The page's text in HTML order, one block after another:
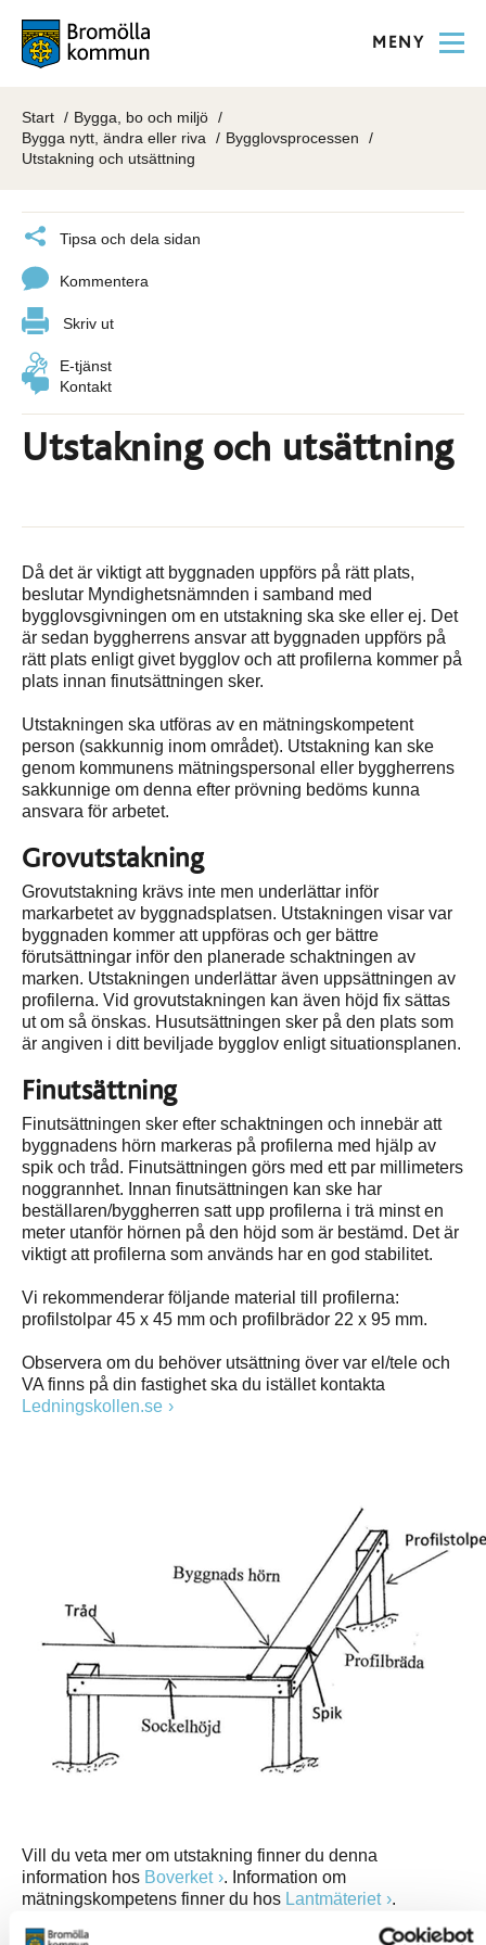
MENY
Start
Bygga, bo och miljö
Bygga nytt, ändra eller riva
Bygglovsprocessen
Utstakning och utsättning
Tipsa och dela sidan
Kommentera
Skriv ut
E-tjänst
Kontakt
Utstakning och utsättning
Då det är viktigt att byggnaden uppförs på rätt plats,
beslutar Myndighetsnämnden i samband med
bygglovsgivningen om en utstakning ska ske eller ej. Det
är sedan byggherrens ansvar att byggnaden uppförs på
rätt plats enligt givet bygglov och att profilerna kommer på
plats innan finutsättningen sker.
Utstakningen ska utföras av en mätningskompetent
person (sakkunnig inom området). Utstakning kan ske
genom kommunens mätningspersonal eller byggherrens
sakkunnige om denna efter prövning bedöms kunna
ansvara för arbetet.
Grovutstakning
Grovutstakning krävs inte men underlättar inför
markarbetet av byggnadsplatsen. Utstakningen visar var
byggnaden kommer att uppföras och ger bättre
förutsättningar inför den planerade schaktningen av
marken. Utstakningen underlättar även uppsättningen av
profilerna. Vid grovutstakningen kan även höjd fix sättas
ut om så önskas. Husutsättningen sker på den plats som
är angiven i ditt beviljade bygglov enligt situationsplanen.
Finutsättning
Finutsättningen sker efter schaktningen och innebär att
byggnadens hörn markeras på profilerna med hjälp av
spik och tråd. Finutsättningen görs med ett par millimeters
noggrannhet. Innan finutsättningen kan ske har
beställaren/byggherren satt upp profilerna i trä minst en
meter utanför hörnen på den höjd som är bestämd. Det är
viktigt att profilerna som används har en god stabilitet.
Vi rekommenderar följande material till profilerna:
profilstolpar 45 x 45 mm och profilbrädor 22 x 95 mm.
Observera om du behöver utsättning över var el/tele och
VA finns på din fastighet ska du istället kontakta
Ledningskollen.se
Vill du veta mer om utstakning finner du denna
information hos Boverket
. Information om
mätningskompetens finner du hos Lantmäteriet .